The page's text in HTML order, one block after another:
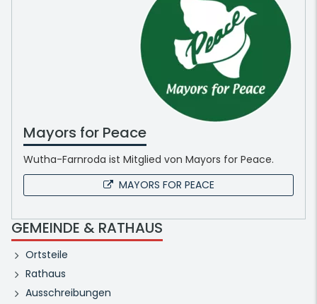
Mayors for Peace
Wutha-Farnroda ist Mitglied von Mayors for Peace.
MAYORS FOR PEACE
GEMEINDE & RATHAUS
Ortsteile
Rathaus
Ausschreibungen